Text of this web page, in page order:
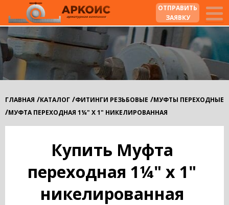
ОТПРАВИТЬ
ЗАЯВКУ
ГЛАВНАЯ /КАТАЛОГ /ФИТИНГИ РЕЗЬБОВЫЕ /МУФТЫ ПЕРЕХОДНЫЕ
/МУФТА ПЕРЕХОДНАЯ 1¼" Х 1" НИКЕЛИРОВАННАЯ
Купить Муфта
переходная 1¼" х 1"
никелированная